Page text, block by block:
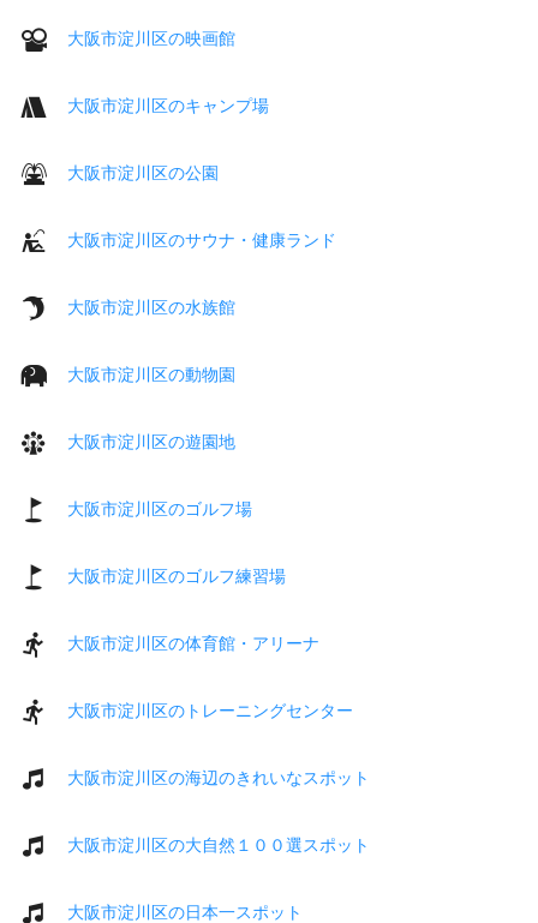
大阪市淀川区の映画館
大阪市淀川区のキャンプ場
大阪市淀川区の公園
大阪市淀川区のサウナ・健康ランド
大阪市淀川区の水族館
大阪市淀川区の動物園
大阪市淀川区の遊園地
大阪市淀川区のゴルフ場
大阪市淀川区のゴルフ練習場
大阪市淀川区の体育館・アリーナ
大阪市淀川区のトレーニングセンター
大阪市淀川区の海辺のきれいなスポット
大阪市淀川区の大自然１００選スポット
大阪市淀川区の日本一スポット